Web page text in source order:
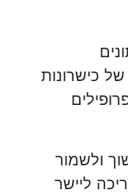
כישרונות
ולשמור
ליישר